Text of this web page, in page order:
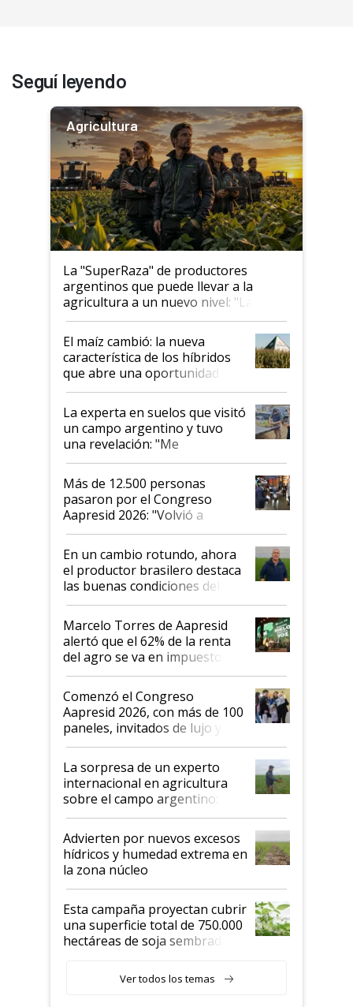
Seguí leyendo
Agricultura
La "SuperRaza" de productores
argentinos que puede llevar a la
agricultura a un nuevo nivel: "Las
posibilidades de crecimiento son
infinitas"
El maíz cambió: la nueva
característica de los híbridos
que abre una oportunidad en
el lote
La experta en suelos que visitó
un campo argentino y tuvo
una revelación: "Me
impresionó mucho"
Más de 12.500 personas
pasaron por el Congreso
Aapresid 2026: "Volvió a
demostrar que hablar del
suelo es hablar de todo el
sistema productivo"
En un cambio rotundo, ahora
el productor brasilero destaca
las buenas condiciones del
agro argentino para invertir:
"Los veo más motivados"
Marcelo Torres de Aapresid
alertó que el 62% de la renta
del agro se va en impuestos:
"No es bueno que en
Argentina se sigan discutiendo
las mismas cosas de hace 50
años"
Comenzó el Congreso
Aapresid 2026, con más de 100
paneles, invitados de lujo y
todas las tendencias
La sorpresa de un experto
internacional en agricultura
sobre el campo argentino:
"Estoy muy impresionado"
Advierten por nuevos excesos
hídricos y humedad extrema en
la zona núcleo
Esta campaña proyectan cubrir
una superficie total de 750.000
hectáreas de soja sembradas
variedades que marcan un
salto tecnológico en genética y
Ver todos los temas